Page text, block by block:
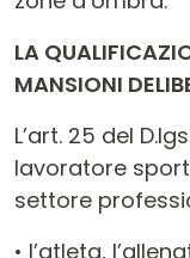
LA
MANSIONI
L’art. 25 del
lavoratore
settore
• l’atleta,